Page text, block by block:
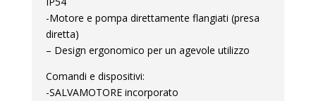
-Motore e pompa direttamente flangiati (presa
diretta)
– Design ergonomico per un agevole utilizzo
Comandi e dispositivi:
-SALVAMOTORE incorporato